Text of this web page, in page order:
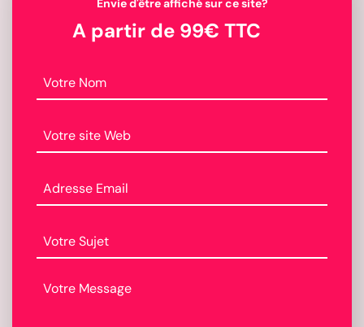
Envie d'être affiché sur ce site?
A partir de 99€ TTC